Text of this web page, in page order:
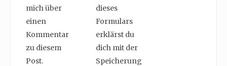
mich über
einen
Kommentar
zu diesem
Post.
dieses
Formulars
erklärst du
dich mit der
Speicherung